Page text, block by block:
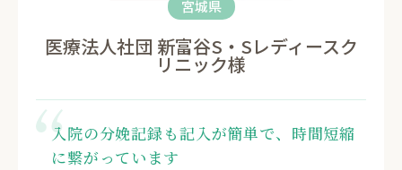
宮城県
医療法人社団 新富谷S・Sレディースク
リニック様
入院の分娩記録も記入が簡単で、時間短縮
に繋がっています